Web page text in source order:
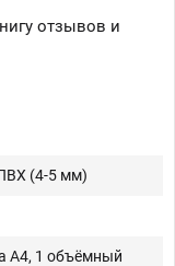
отзывов и
(4-5 мм)
A4, 1 объёмный